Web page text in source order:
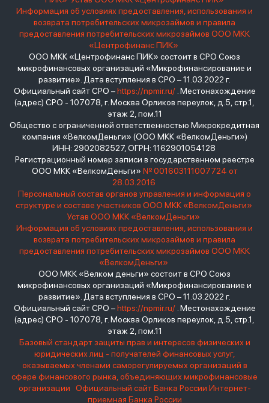
Информация об условиях предоставления, использования и
возврата потребительских микрозаймов и правила
предоставления потребительских микрозаймов ООО МКК
«Центрофинанс ПИК»
ООО МКК «Центрофинанс ПИК» состоит в СРО Союз
микрофинансовых организаций «Микрофинансирование и
развитие». Дата вступления в СРО – 11.03.2022 г.
Официальный сайт СРО –https://npmir.ru/. Местонахождение
(адрес) СРО - 107078, г. Москва Орликов переулок, д.5, стр.1,
этаж 2, пом.11
Общество с ограниченной ответственностью Микрокредитная
компания «ВелкомДеньги» (ООО МКК «ВелкомДеньги»)
ИНН: 2902082527, ОГРН: 1162901054128
Регистрационный номер записи в государственном реестре
ООО МКК «ВелкомДеньги» № 001603111007724 от
28.03.2016
Персональный состав органов управления и информация о
структуре и составе участников ООО МКК «ВелкомДеньги»
Устав ООО МКК «ВелкомДеньги»
Информация об условиях предоставления, использования и
возврата потребительских микрозаймов и правила
предоставления потребительских микрозаймов ООО МКК
«ВелкомДеньги»
ООО МКК «Велком деньги» состоит в СРО Союз
микрофинансовых организаций «Микрофинансирование и
развитие». Дата вступления в СРО – 11.03.2022 г.
Официальный сайт СРО –https://npmir.ru/. Местонахождение
(адрес) СРО - 107078, г. Москва Орликов переулок, д.5, стр.1,
этаж 2, пом.11
Базовый стандарт защиты прав и интересов физических и
юридических лиц - получателей финансовых услуг,
оказываемых членами саморегулируемых организаций в
сфере финансового рынка, объединяющих микрофинансовые
организации
Официальный сайт Банка России Интернет-
приемная Банка России